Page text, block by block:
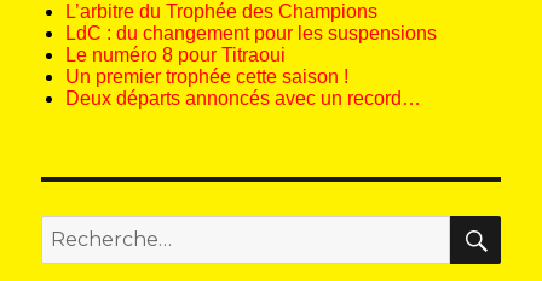
L’arbitre du Trophée des Champions
LdC : du changement pour les suspensions
Le numéro 8 pour Titraoui
Un premier trophée cette saison !
Deux départs annoncés avec un record…
Recherche
pour
: